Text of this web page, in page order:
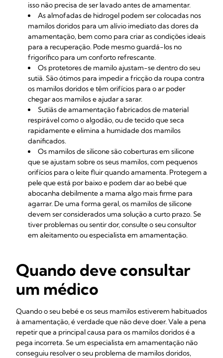
isso não precisa de ser lavado antes de amamentar.
Asalmofadas de hidrogel podem ser colocadas nos
mamilos doridos para um alívio imediato das dores da
amamentação, bem como para criar as condições ideais
para a recuperação. Pode mesmo guardá-los no
frigorífico para um conforto refrescante.
Os protetores de mamilo ajustam-se dentro do seu
sutiã. São ótimos para impedir a fricção da roupa contra
os mamilos doridos e têm orifícios para o ar poder
chegar aos mamilos e ajudar a sarar.
Sutiãs de amamentação fabricados de material
respirável como o algodão, ou de tecido que seca
rapidamente e elimina a humidade dos mamilos
danificados.
Os mamilos de silicone são coberturas em silicone
que se ajustam sobre os seus mamilos, com pequenos
orifícios para o leite fluir quando amamenta. Protegem a
pele que está por baixo e podem dar ao bebé que
abocanha debilmente a mama algo mais firme para
agarrar. De uma forma geral, os mamilos de silicone
devem ser considerados uma solução a curto prazo. Se
tiver problemas ou sentir dor, consulte o seu consultor
em aleitamento ou especialista em amamentação.
Quando deve consultar
um médico
Quando o seu bebé e os seus mamilos estiverem habituados
à amamentação, é verdade que não deve doer. Vale a pena
repetir que a principal causa para os mamilos doridos é a
pega incorreta. Se um especialista em amamentação não
conseguiu resolver o seu problema de mamilos doridos,